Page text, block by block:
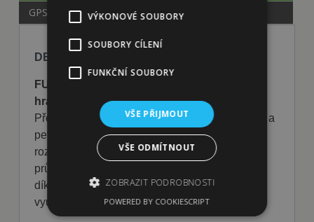
GPSR
DETAILNÍ POPIS PRODUKTU:
FUN KEDLUBNA 38 cm pískací plyšová
hračka & přetahovadlo- vše v jednom!!
Přetahovací lano je vyrobeno z velmi odolných a
pevných materiálů. Na něm jsou umístěny dvě
roztomilé měkké plyšové „FUN KEDLUBNY“ o
průměru cca 10cm. Uvnitř každé je
díky němuž má hračka skutečně všestranné
využití.
VÝKONOVÉ SOUBORY
SOUBORY CÍLENÍ
FUNKČNÍ SOUBORY
VŠE PŘIJMOUT
VŠE ODMÍTNOUT
ZOBRAZIT PODROBNOSTI
POWERED BY COOKIESCRIPT